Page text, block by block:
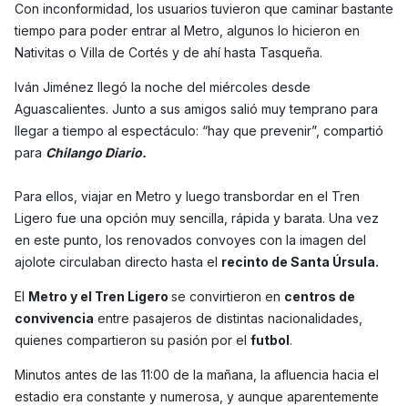
Con inconformidad, los usuarios tuvieron que caminar bastante
tiempo para poder entrar al Metro, algunos lo hicieron en
Nativitas o Villa de Cortés y de ahí hasta Tasqueña.
Iván Jiménez llegó la noche del miércoles desde
Aguascalientes. Junto a sus amigos salió muy temprano para
llegar a tiempo al espectáculo: “hay que prevenir”, compartió
para Chilango Diario.
Para ellos, viajar en Metro y luego transbordar en el Tren
Ligero fue una opción muy sencilla, rápida y barata. Una vez
en este punto, los renovados convoyes con la imagen del
ajolote circulaban directo hasta el recinto de Santa Úrsula.
El Metro y el Tren Ligero se convirtieron en centros de
convivencia entre pasajeros de distintas nacionalidades,
quienes compartieron su pasión por el futbol.
Minutos antes de las 11:00 de la mañana, la afluencia hacia el
estadio era constante y numerosa, y aunque aparentemente